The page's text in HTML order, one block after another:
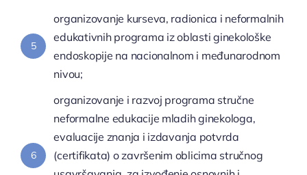
5
organizovanje kurseva, radionica i neformalnih
edukativnih programa iz oblasti ginekološke
endoskopije na nacionalnom i međunarodnom
nivou;
6
organizovanje i razvoj programa stručne
neformalne edukacije mladih ginekologa,
evaluacije znanja i izdavanja potvrda
(certifikata) o završenim oblicima stručnog